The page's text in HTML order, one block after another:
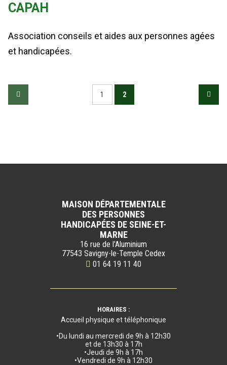
CAPAH
Association conseils et aides aux personnes agées
et handicapées.
1 2
MAISON DÉPARTEMENTALE
DES PERSONNES
HANDICAPÉES DE SEINE-ET-
MARNE
16 rue de l'Aluminium
77543 Savigny-le-Temple Cedex
01 64 19 11 40
HORAIRES :
Accueil physique et téléphonique
•Du lundi au mercredi de 9h à 12h30
et de 13h30 à 17h
•Jeudi de 9h à 17h
•Vendredi de 9h à 12h30